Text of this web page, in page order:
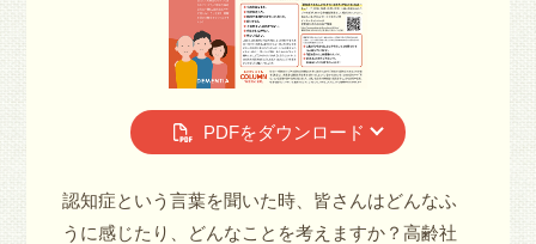
PDFをダウンロード
認知症という言葉を聞いた時、皆さんはどんなふ
うに感じたり、どんなことを考えますか？高齢社